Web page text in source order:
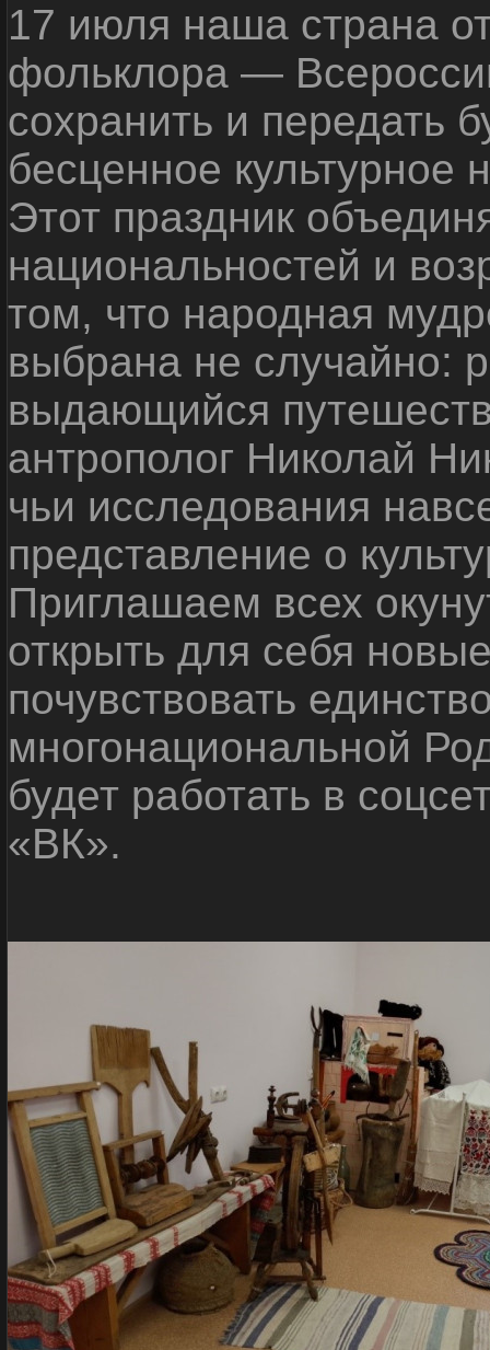
17 июля наша страна
фольклора —
сохранить и передать
бесценное культурное
Этот праздник
национальностей и
том, что народная
выбрана не случайно:
выдающийся
антрополог Николай
чьи исследования
представление о
Приглашаем всех
открыть для себя
почувствовать
многонациональной
будет работать в
«ВК».